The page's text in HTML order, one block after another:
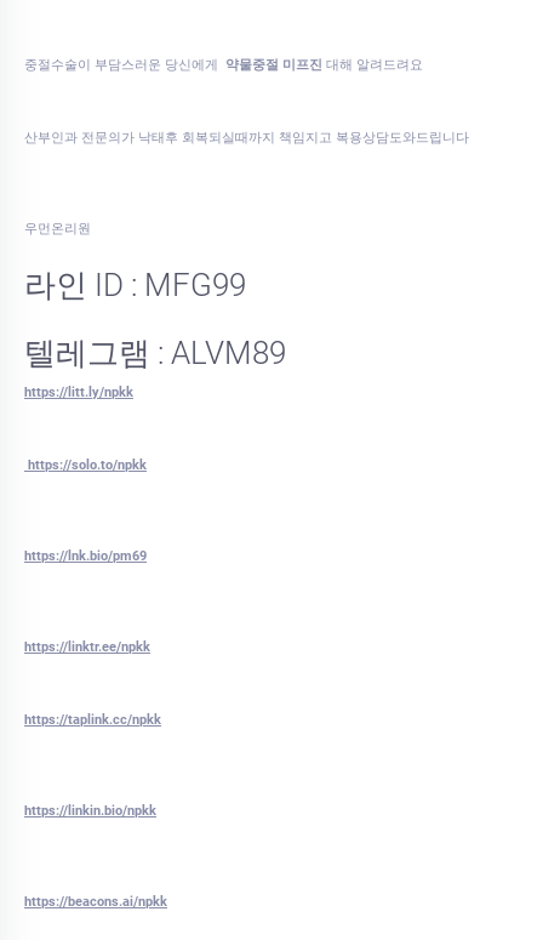
중절수술이 부담스러운 당신에게 약물중절 미프진 대해 알려드려요
산부인과 전문의가 낙태후 회복되실때까지 책임지고 복용상담도와드립니다
우먼온리원
라인 ID : MFG99
텔레그램 : ALVM89
https://litt.ly/npkk
https://solo.to/npkk
https://lnk.bio/pm69
https://linktr.ee/npkk
https://taplink.cc/npkk
https://linkin.bio/npkk
https://beacons.ai/npkk